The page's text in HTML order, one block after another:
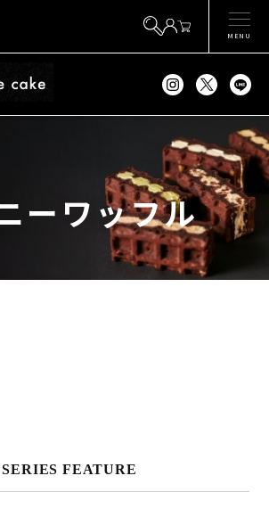
MENU
ーワッフル
SERIES FEATURE